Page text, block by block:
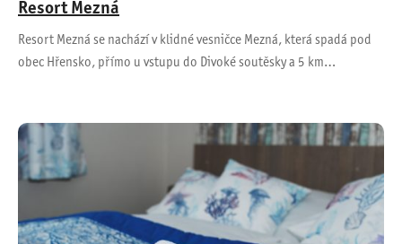
Resort Mezná
Resort Mezná se nachází v klidné vesničce Mezná, která spadá pod
obec Hřensko, přímo u vstupu do Divoké soutěsky a 5 km…